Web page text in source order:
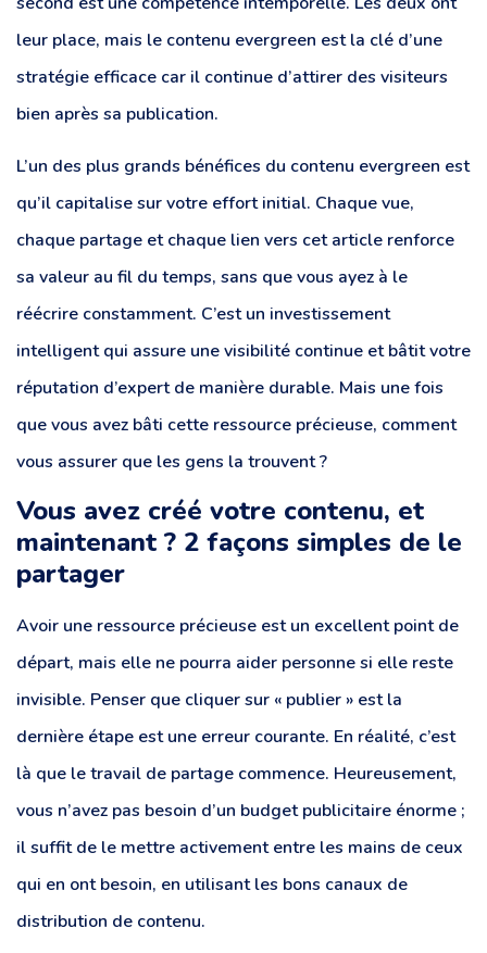
leur place, mais le contenu evergreen est la clé d’une
stratégie efficace car il continue d’attirer des visiteurs
bien après sa publication.
L’un des plus grands bénéfices du contenu evergreen est
qu’il capitalise sur votre effort initial. Chaque vue,
chaque partage et chaque lien vers cet article renforce
sa valeur au fil du temps, sans que vous ayez à le
réécrire constamment. C’est un investissement
intelligent qui assure une visibilité continue et bâtit votre
réputation d’expert de manière durable. Mais une fois
que vous avez bâti cette ressource précieuse, comment
vous assurer que les gens la trouvent ?
Vous avez créé votre contenu, et
maintenant ? 2 façons simples de le
partager
Avoir une ressource précieuse est un excellent point de
départ, mais elle ne pourra aider personne si elle reste
invisible. Penser que cliquer sur « publier » est la
dernière étape est une erreur courante. En réalité, c’est
là que le travail de partage commence. Heureusement,
vous n’avez pas besoin d’un budget publicitaire énorme ;
il suffit de le mettre activement entre les mains de ceux
qui en ont besoin, en utilisant les bons canaux de
distribution de contenu.